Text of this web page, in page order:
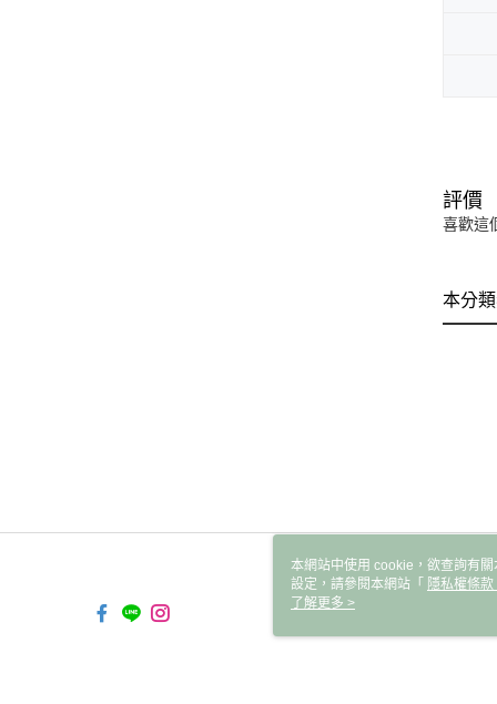
評價
喜歡這
本分
本網站中使用 cookie，欲查詢有
設定，請參閱本網站「 隱私權條款
使用 cookie。
了解更多 >